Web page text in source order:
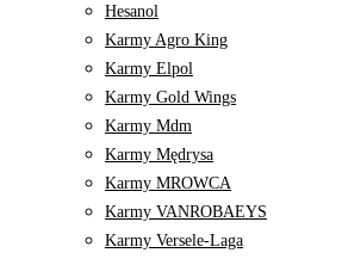
Hesanol
Karmy Agro King
Karmy Elpol
Karmy Gold Wings
Karmy Mdm
Karmy Mędrysa
Karmy MROWCA
Karmy VANROBAEYS
Karmy Versele-Laga